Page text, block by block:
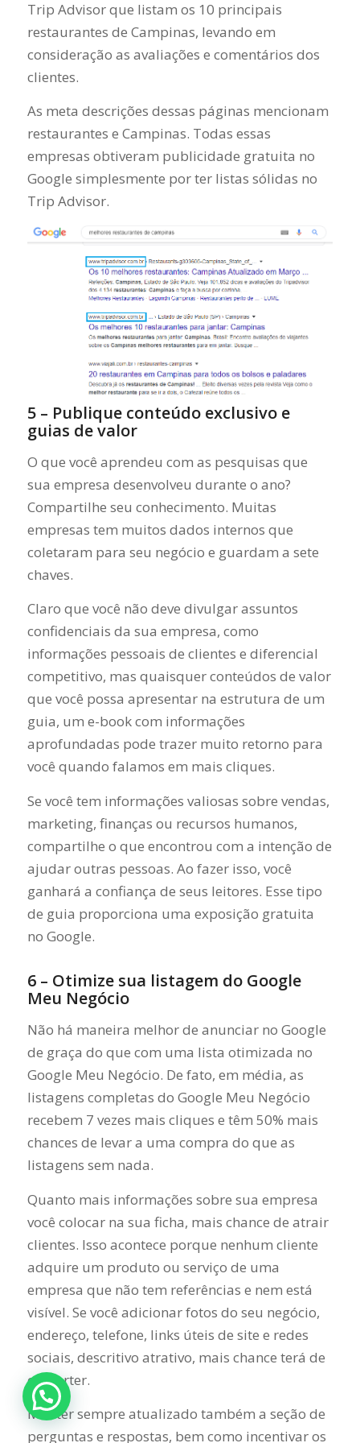
Trip Advisor que listam os 10 principais
restaurantes de Campinas, levando em
consideração as avaliações e comentários dos
clientes.
As meta descrições dessas páginas mencionam
restaurantes e Campinas. Todas essas
empresas obtiveram publicidade gratuita no
Google simplesmente por ter listas sólidas no
Trip Advisor.
5 – Publique conteúdo exclusivo e
guias de valor
O que você aprendeu com as pesquisas que
sua empresa desenvolveu durante o ano?
Compartilhe seu conhecimento. Muitas
empresas tem muitos dados internos que
coletaram para seu negócio e guardam a sete
chaves.
Claro que você não deve divulgar assuntos
confidenciais da sua empresa, como
informações pessoais de clientes e diferencial
competitivo, mas quaisquer conteúdos de valor
que você possa apresentar na estrutura de um
guia, um e-book com informações
aprofundadas pode trazer muito retorno para
você quando falamos em mais cliques.
Se você tem informações valiosas sobre vendas,
marketing, finanças ou recursos humanos,
compartilhe o que encontrou com a intenção de
ajudar outras pessoas. Ao fazer isso, você
ganhará a confiança de seus leitores. Esse tipo
de guia proporciona uma exposição gratuita
no Google.
6 – Otimize sua listagem do Google
Meu Negócio
Não há maneira melhor de anunciar no Google
de graça do que com uma lista otimizada no
Google Meu Negócio. De fato, em média, as
listagens completas do Google Meu Negócio
recebem 7 vezes mais cliques e têm 50% mais
chances de levar a uma compra do que as
listagens sem nada.
Quanto mais informações sobre sua empresa
você colocar na sua ficha, mais chance de atrair
clientes. Isso acontece porque nenhum cliente
adquire um produto ou serviço de uma
empresa que não tem referências e nem está
visível. Se você adicionar fotos do seu negócio,
endereço, telefone, links úteis de site e redes
sociais, descritivo atrativo, mais chance terá de
converter.
Manter sempre atualizado também a seção de
perguntas e respostas, bem como incentivar os